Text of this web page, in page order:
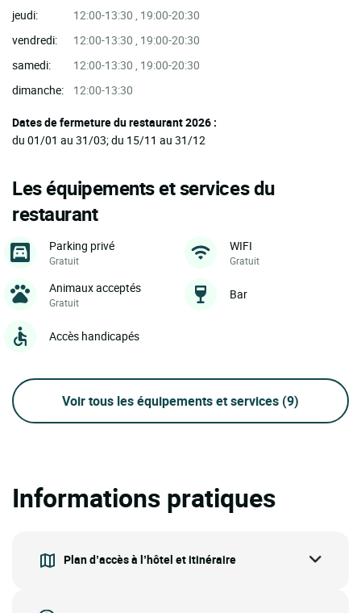
jeudi:
12:00-13:30 , 19:00-20:30
vendredi:
12:00-13:30 , 19:00-20:30
samedi:
12:00-13:30 , 19:00-20:30
dimanche:
12:00-13:30
Dates de fermeture du restaurant 2026 :
du 01/01 au 31/03; du 15/11 au 31/12
Les équipements et services du
restaurant
Parking privé
Gratuit
WIFI
Gratuit
Animaux acceptés
Gratuit
Bar
Accès handicapés
Voir tous les équipements et services (9)
Informations pratiques
Plan d’accès à l’hôtel et itinéraire